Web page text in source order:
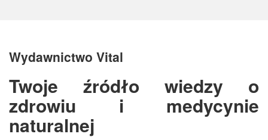
Wydawnictwo Vital
Twoje źródło wiedzy o
zdrowiu i medycynie
naturalnej